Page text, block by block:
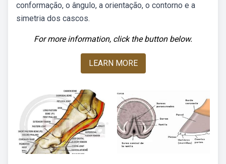
conformação, o ângulo, a orientação, o contorno e a
simetria dos cascos.
For more information, click the button below.
LEARN MORE